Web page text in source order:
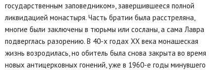
государственным заповедником», завершившееся полной
ликвидацией монастыря. Часть братии была расстреляна,
многие были заключены в тюрьмы или сосланы, а сама Лавра
подверглась разорению. В 40-х годах XX века монашеская
жизнь возродилась, но обитель была снова закрыта во время
новых антицерковных гонений, уже в 1960-е годы минувшего